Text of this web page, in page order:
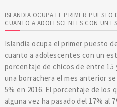
ISLANDIA OCUPA EL PRIMER PUESTO
CUANTO A ADOLESCENTES CON UN
Islandia ocupa el primer puesto
cuanto a adolescentes con un
porcentaje de chicos de entre 15
una borrachera el mes anterior
5% en 2016. El porcentaje de los
alguna vez ha pasado del 17% al